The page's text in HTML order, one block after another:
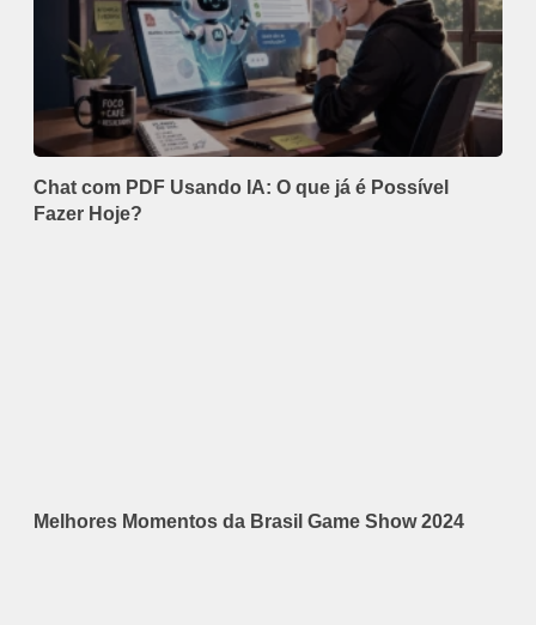
Chat com PDF Usando IA: O que já é Possível
Fazer Hoje?
Melhores Momentos da Brasil Game Show 2024